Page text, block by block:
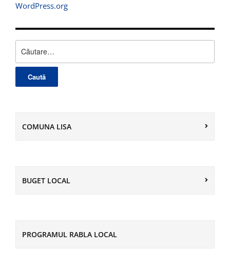
WordPress.org
după:
COMUNA LISA
BUGET LOCAL
PROGRAMUL RABLA LOCAL